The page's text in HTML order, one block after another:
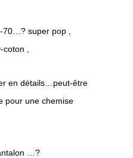
super pop ,
,
en détails…peut-être
pour une chemise
…?